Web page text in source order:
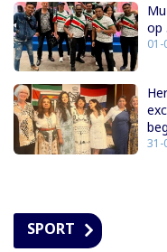
op
01-
31-
SPORT